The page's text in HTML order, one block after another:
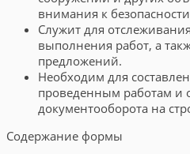
внимания к
Служит для
выполнения работ, а
предложений.
Необходим для
проведенным работам и
документооборота на
Содержание формы